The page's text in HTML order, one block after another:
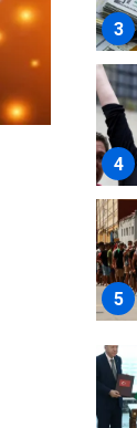
3
4
5